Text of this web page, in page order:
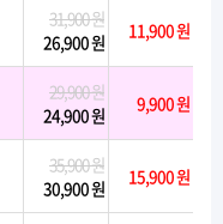
31,900 원
26,900 원
11,900 원
29,900 원
24,900 원
9,900 원
35,900 원
30,900 원
15,900 원